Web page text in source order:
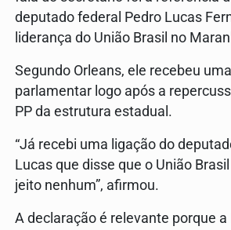
deputado federal Pedro Lucas
liderança do União Brasil no
Segundo Orleans, ele recebeu
parlamentar logo após a
PP da estrutura estadual.
“Já recebi uma ligação do
Lucas que disse que o União
jeito nenhum”, afirmou.
A declaração é relevante porque